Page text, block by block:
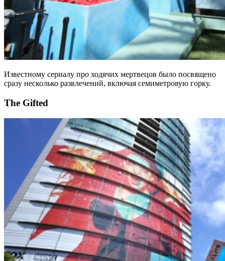
Известному сериалу про ходячих мертвецов было посвящено
сразу несколько развлечений, включая семиметровую горку.
The Gifted